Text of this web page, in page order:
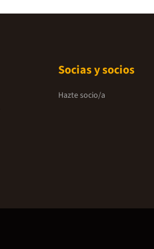
Socias y socios
Hazte socio/a